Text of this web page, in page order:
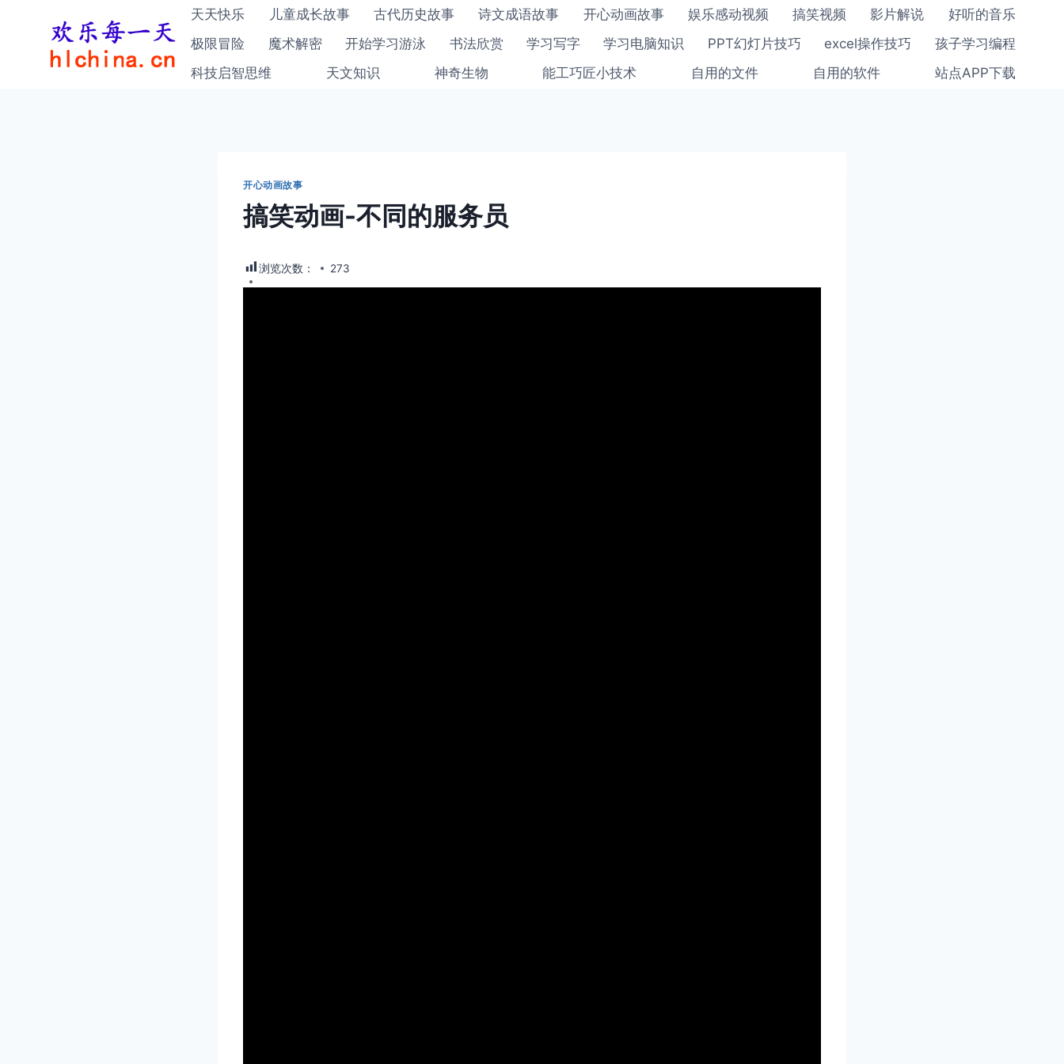
天天快乐 儿童成长故事 古代历史故事 诗文成语故事 开心动画故事 娱乐感动视频 搞笑视频 影片解说
好听的音乐
极限冒险
魔术解密 开始学习游泳 书法欣赏 学习写字 学习电脑知识 PPT幻灯片技巧 excel操作技巧
孩子学习编程
科技启智思维
天文知识 神奇生物 能工巧匠小技术 自用的文件 自用的软件 站点APP下载
开心动画故事
搞笑动画-不同的服务员
浏览次数： 273